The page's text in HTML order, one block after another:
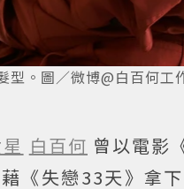
型。圖／微博@白百何工
白百何 曾以電影
《失戀33天》拿